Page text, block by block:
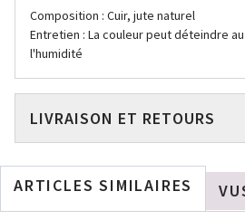
Composition : Cuir, jute naturel
Entretien : La couleur peut déteindre
l'humidité
LIVRAISON ET RETOURS
ARTICLES SIMILAIRES